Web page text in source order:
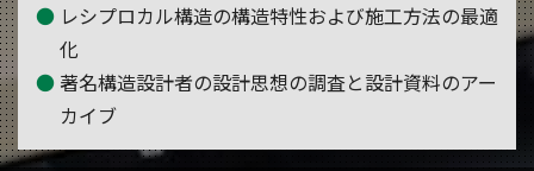
レシプロカル構造の構造特性および施工方法の最適
化
著名構造設計者の設計思想の調査と設計資料のアー
カイブ